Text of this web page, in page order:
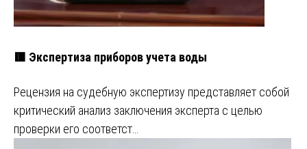
🟥 Экспертиза приборов учета воды
Рецензия на судебную экспертизу представляет собой
критический анализ заключения эксперта с целью
проверки его соответст…